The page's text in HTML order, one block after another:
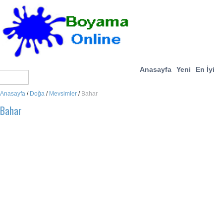
Anasayfa Yeni En İyi
Anasayfa / Doğa / Mevsimler / Bahar
Bahar